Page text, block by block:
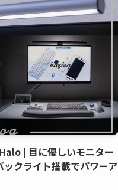
| 目に優しいモニター
クライト搭載でパワーア